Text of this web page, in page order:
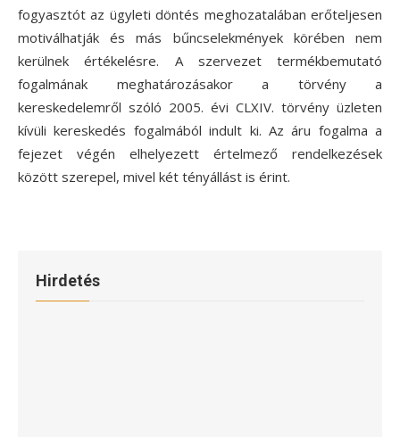
fogyasztót az ügyleti döntés meghozatalában erőteljesen
motiválhatják és más bűncselekmények körében nem
kerülnek értékelésre. A szervezet termékbemutató
fogalmának meghatározásakor a törvény a
kereskedelemről szóló 2005. évi CLXIV. törvény üzleten
kívüli kereskedés fogalmából indult ki. Az áru fogalma a
fejezet végén elhelyezett értelmező rendelkezések
között szerepel, mivel két tényállást is érint.
Hirdetés